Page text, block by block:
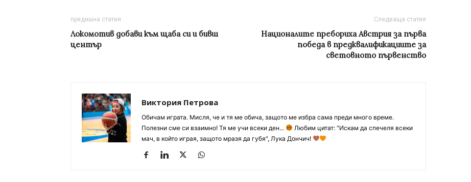
предишна статия
Локомотив добави към щаба си и бивш
център
Следваща статия
Националите пребориха Австрия за първа
победа в предквалификациите за
световното първенство
Виктория Петрова
Обичам играта. Мисля, че и тя ме обича, защото ме избра сама преди много време.
Полезни сме си взаимно! Тя ме учи всеки ден...
Любим цитат: "Искам да спечеля всеки
мач, в който играя, защото мразя да губя", Лука Дончич!